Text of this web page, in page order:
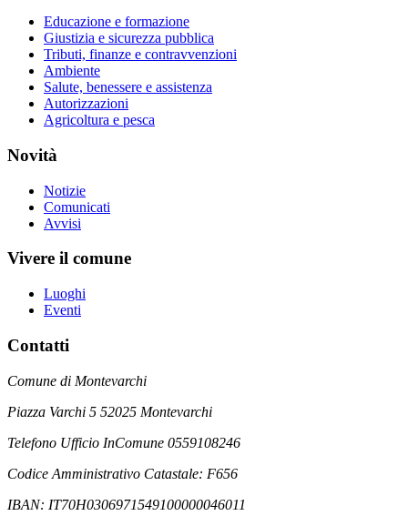
Educazione e formazione
Giustizia e sicurezza pubblica
Tributi, finanze e contravvenzioni
Ambiente
Salute, benessere e assistenza
Autorizzazioni
Agricoltura e pesca
Novità
Notizie
Comunicati
Avvisi
Vivere il comune
Luoghi
Eventi
Contatti
Comune di Montevarchi
Piazza Varchi 5 52025 Montevarchi
Telefono Ufficio InComune 0559108246
Codice Amministrativo Catastale: F656
IBAN: IT70H0306971549100000046011